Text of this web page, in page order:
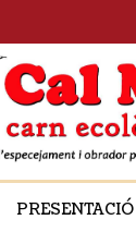
PRESENTACIÓ